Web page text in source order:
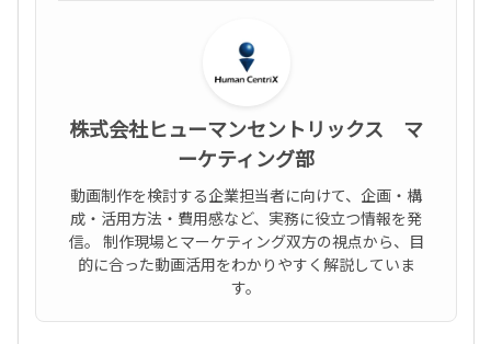
株式会社ヒューマンセントリックス マ
ーケティング部
動画制作を検討する企業担当者に向けて、企画・構
成・活用方法・費用感など、実務に役立つ情報を発
信。 制作現場とマーケティング双方の視点から、目
的に合った動画活用をわかりやすく解説していま
す。